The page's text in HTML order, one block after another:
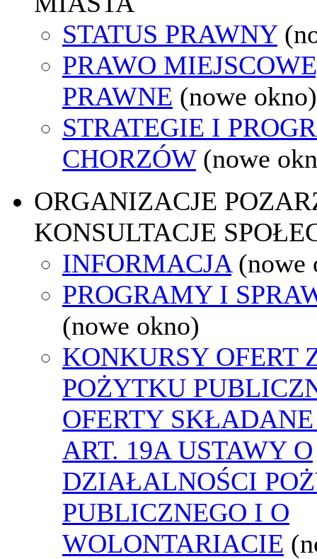
STATUS PRAWNY
PRAWO
PRAWNE (nowe okno)
STRATEGIE I
CHORZÓW (nowe
ORGANIZACJE
KONSULTACJE
INFORMACJA (nowe
PROGRAMY I
(nowe okno)
KONKURSY OFERT
POŻYTKU
OFERTY
ART. 19A USTAWY O
DZIAŁALNOŚCI
PUBLICZNEGO I O
WOLONTARIACIE